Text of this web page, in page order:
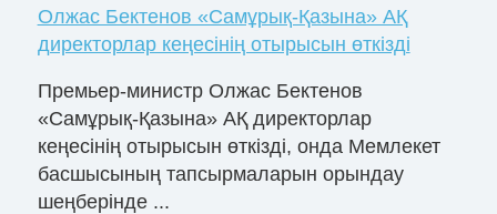
Олжас Бектенов «Самұрық-Қазына» АҚ
директорлар кеңесінің отырысын өткізді
Премьер-министр Олжас Бектенов
«Самұрық-Қазына» АҚ директорлар
кеңесінің отырысын өткізді, онда Мемлекет
басшысының тапсырмаларын орындау
шеңберінде ...